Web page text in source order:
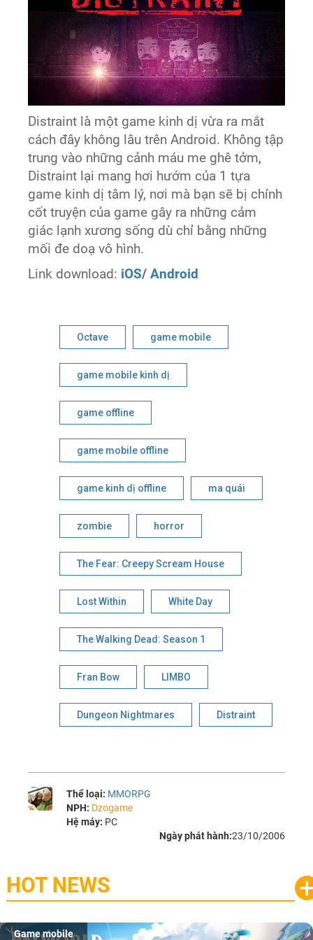
Distraint là một game kinh dị vừa ra mắt
cách đây không lâu trên Android. Không tập
trung vào những cảnh máu me ghê tởm,
Distraint lại mang hơi hướm của 1 tựa
game kinh dị tâm lý, nơi mà bạn sẽ bị chính
cốt truyện của game gây ra những cảm
giác lạnh xương sống dù chỉ bằng những
mối đe doạ vô hình.
Link download: iOS/Android
Octave game mobile
game mobile kinh dị
game offline
game mobile offline
game kinh dị offline ma quái
zombie horror
The Fear: Creepy Scream House
Lost Within White Day
The Walking Dead: Season 1
Fran Bow LIMBO
Dungeon Nightmares Distraint
Thể loại: MMORPG
NPH: Dzogame
Hệ máy: PC
Ngày phát hành:23/10/2006
HOT NEWS
Game mobile